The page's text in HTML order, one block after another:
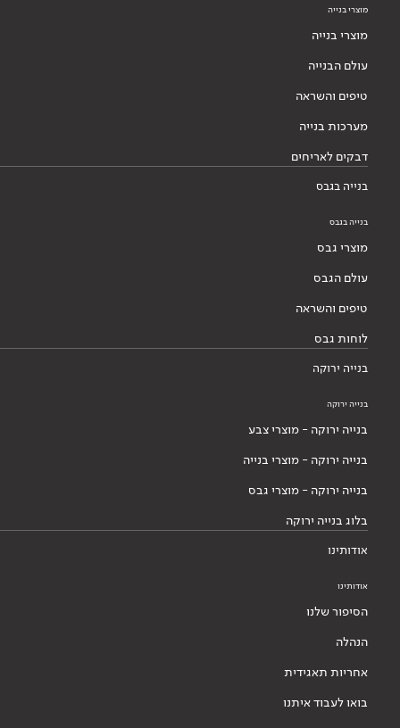
מוצרי בנייה
מוצרי בנייה
עולם הבנייה
טיפים והשראה
מערכות בנייה
דבקים לאריחים
בנייה בגבס
בנייה בגבס
מוצרי גבס
עולם הגבס
טיפים והשראה
לוחות גבס
בנייה ירוקה
בנייה ירוקה
בנייה ירוקה - מוצרי צבע
בנייה ירוקה - מוצרי בנייה
בנייה ירוקה - מוצרי גבס
בלוג בנייה ירוקה
אודותינו
אודותינו
הסיפור שלנו
הנהלה
אחריות תאגידית
בואו לעבוד איתנו